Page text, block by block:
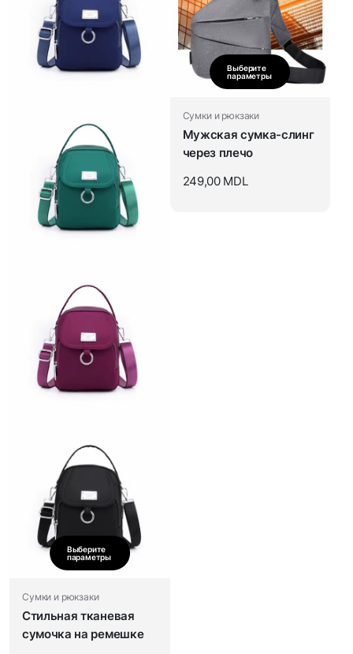
Выберите
параметры
Сумки и рюкзаки
Стильная тканевая
сумочка на ремешке
Выберите
параметры
Сумки и рюкзаки
Мужская сумка-слинг
через плечо
249,00 MDL